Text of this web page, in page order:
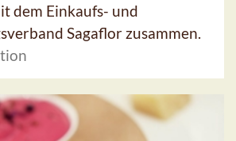
dem Einkaufs- und
Sagaflor zusammen.